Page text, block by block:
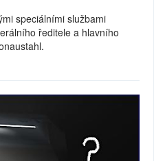
speciálními službami
ředitele a hlavního